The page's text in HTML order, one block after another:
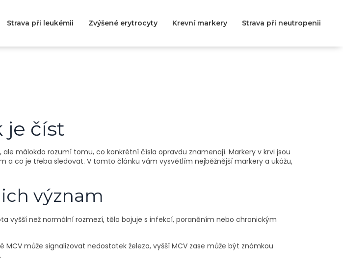
Strava při leukémii Zvýšené erytrocyty Krevní markery Strava při neutropenii
je číst
málokdo rozumí tomu, co konkrétní čísla opravdu znamenají. Markery v krvi jsou
co je třeba sledovat. V tomto článku vám vysvětlím nejběžnější markery a ukážu,
význam
vyšší než normální rozmezí, tělo bojuje s infekcí, poraněním nebo chronickým
MCV může signalizovat nedostatek železa, vyšší MCV zase může být známkou